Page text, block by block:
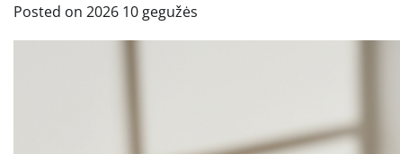
Posted on 2026 10 gegužės